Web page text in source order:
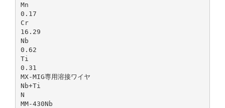
Mn
0.17
Cr
16.29
Nb
0.62
Ti
0.31
MX-MIG専用溶接ワイヤ
Nb+Ti
N
MM-430Nb